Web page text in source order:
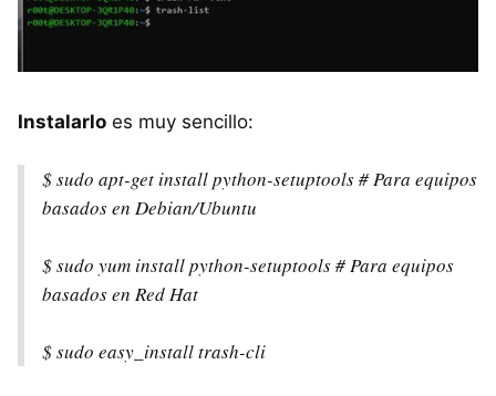
Instalarlo es muy sencillo:
$ sudo apt-get install python-setuptools # Para equipos
basados en Debian/Ubuntu
$ sudo yum install python-setuptools # Para equipos
basados en Red Hat
$ sudo easy_install trash-cli